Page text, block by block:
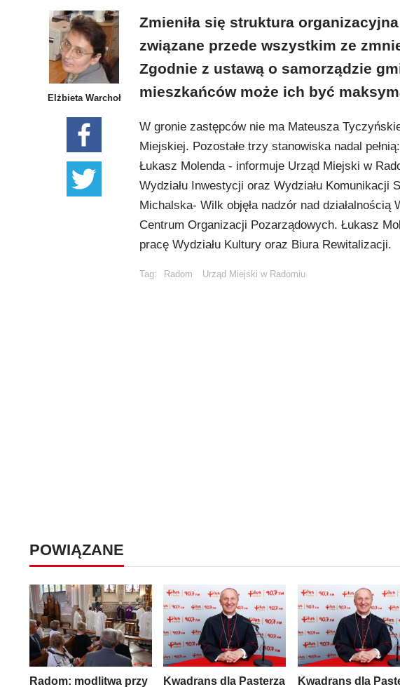
Elżbieta Warchoł
Zmieniła się struktura
związane przede wszystkim ze
Zgodnie z ustawą o samorządzie
mieszkańców może ich być
W gronie zastępców nie ma Mateusza
Miejskiej. Pozostałe trzy stanowiska nadal
Łukasz Molenda - informuje Urząd Miejski w
Wydziału Inwestycji oraz Wydziału Komunikacji
Michalska- Wilk objęła nadzór nad
Centrum Organizacji Pozarządowych. Łukasz
pracę Wydziału Kultury oraz Biura Rewitalizacji.
Tag: Radom Urząd Miejski w Radomiu
POWIĄZANE
Radom: modlitwa przy
Kwadrans dla Pasterza
Kwadrans dla